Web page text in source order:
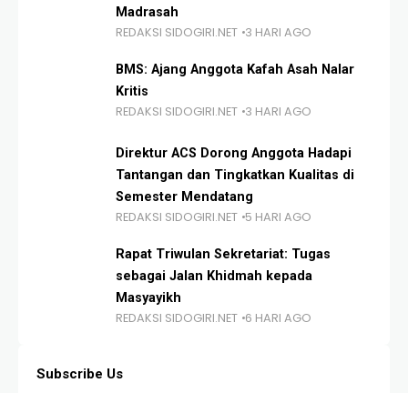
Madrasah
REDAKSI SIDOGIRI.NET 3 HARI AGO
BMS: Ajang Anggota Kafah Asah Nalar
Kritis
REDAKSI SIDOGIRI.NET 3 HARI AGO
Direktur ACS Dorong Anggota Hadapi
Tantangan dan Tingkatkan Kualitas di
Semester Mendatang
REDAKSI SIDOGIRI.NET 5 HARI AGO
Rapat Triwulan Sekretariat: Tugas
sebagai Jalan Khidmah kepada
Masyayikh
REDAKSI SIDOGIRI.NET 6 HARI AGO
Subscribe Us